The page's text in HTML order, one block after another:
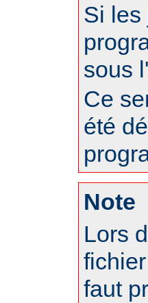
Si les
sous
Ce
été
Note
Lors
faut